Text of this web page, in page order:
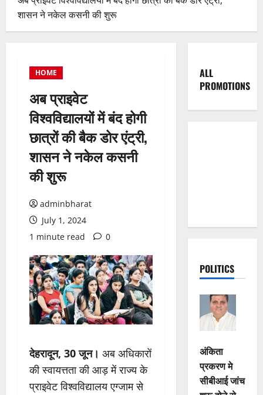
शासन ने नकेल कसनी की शुरू
HOME
अब प्राइवेट
विश्वविद्यालयों में बंद होगी
छात्रों की बैक डोर एंट्री,
शासन ने नकेल कसनी
की शुरू
adminbharat
July 1, 2024
1 minute read
0
देहरादून, 30 जून। अब अधिकारों
की स्वायत्तता की आड़ में राज्य के
प्राइवेट विश्वविद्यालय एग्जाम से
ALL
PROMOTIONS
POLITICS
अंकिता
प्रकरण मे
सीबीआई जांच